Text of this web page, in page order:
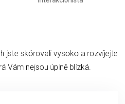
jste skórovali vysoko a rozvíjejte
Vám nejsou úplně blízká.